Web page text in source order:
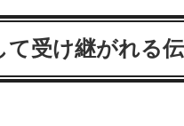
て受け継がれる